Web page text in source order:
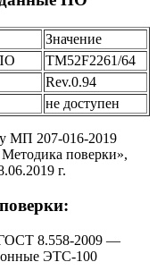
Значение
TM52F2261/64
Rev.0.94
не доступен
МП 207-016-2019
поверки»,
г.
ГОСТ 8.558-2009 —
ЭТС-100